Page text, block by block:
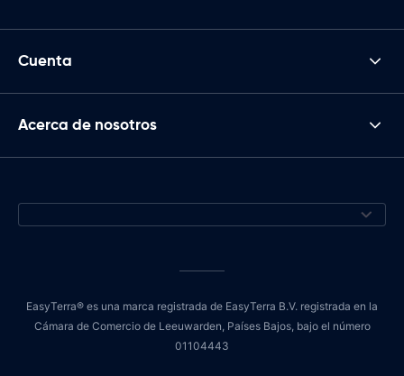
Cuenta
Acerca de nosotros
EasyTerra® es una marca registrada de EasyTerra B.V. registrada en la
Cámara de Comercio de Leeuwarden, Países Bajos, bajo el número
01104443